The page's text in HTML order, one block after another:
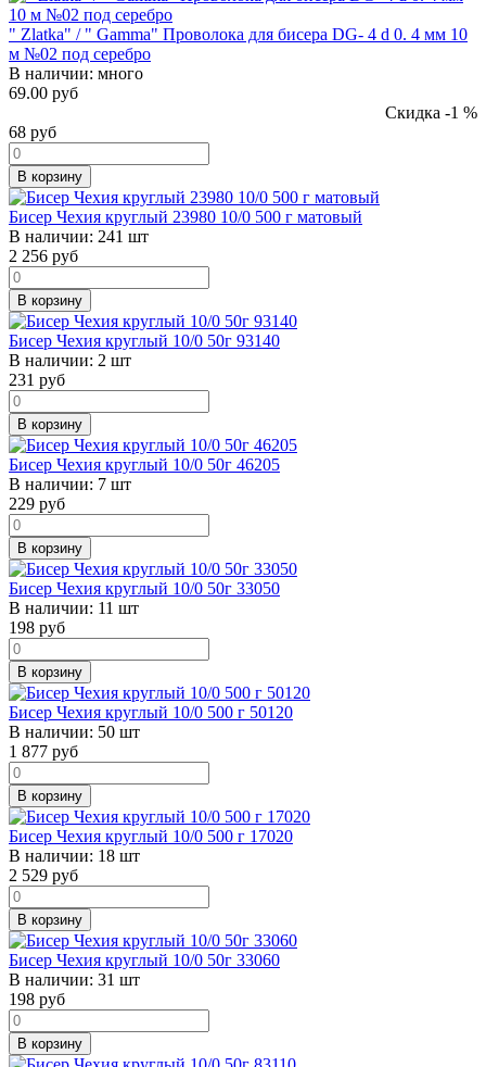
" Zlatka" / " Gamma" Проволока для бисера DG- 4 d 0. 4 мм 10
м №02 под серебро
В наличии: много
69.00 руб
Скидка -1 %
68 руб
В корзину
Бисер Чехия круглый 23980 10/0 500 г матовый
В наличии: 241 шт
2 256 руб
В корзину
Бисер Чехия круглый 10/0 50г 93140
В наличии: 2 шт
231 руб
В корзину
Бисер Чехия круглый 10/0 50г 46205
В наличии: 7 шт
229 руб
В корзину
Бисер Чехия круглый 10/0 50г 33050
В наличии: 11 шт
198 руб
В корзину
Бисер Чехия круглый 10/0 500 г 50120
В наличии: 50 шт
1 877 руб
В корзину
Бисер Чехия круглый 10/0 500 г 17020
В наличии: 18 шт
2 529 руб
В корзину
Бисер Чехия круглый 10/0 50г 33060
В наличии: 31 шт
198 руб
В корзину